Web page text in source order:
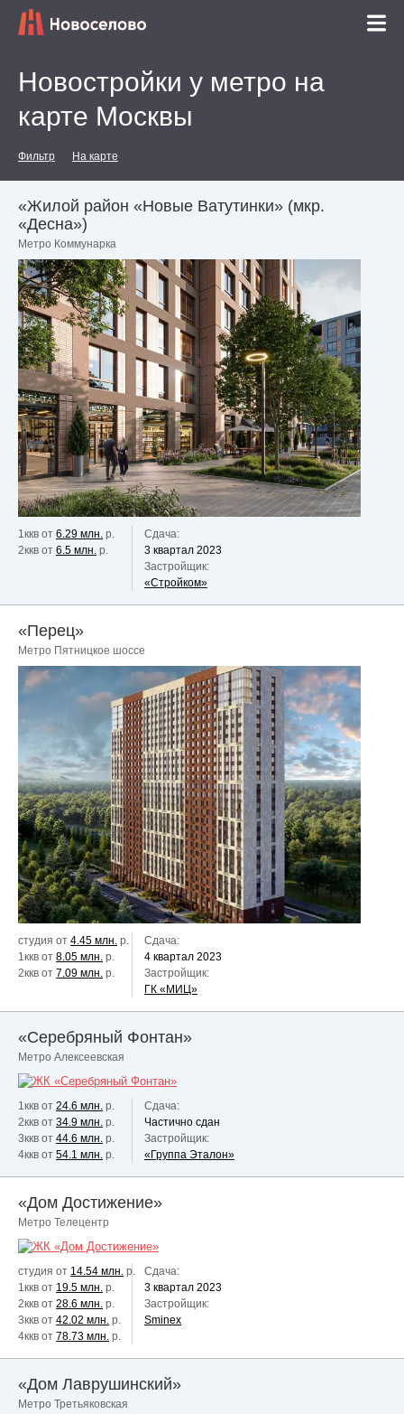
Новостройки у метро на
карте Москвы
Фильтр На карте
«Жилой район «Новые Ватутинки» (мкр.
«Десна»)
Метро Коммунарка
1ккв от 6.29 млн. р.
2ккв от 6.5 млн. р.
Сдача:
3 квартал 2023
Застройщик:
«Стройком»
«Перец»
Метро Пятницкое шоссе
студия от 4.45 млн. р.
1ккв от 8.05 млн. р.
2ккв от 7.09 млн. р.
Сдача:
4 квартал 2023
Застройщик:
ГК «МИЦ»
«Серебряный Фонтан»
Метро Алексеевская
1ккв от 24.6 млн. р.
2ккв от 34.9 млн. р.
3ккв от 44.6 млн. р.
4ккв от 54.1 млн. р.
Сдача:
Частично сдан
Застройщик:
«Группа Эталон»
«Дом Достижение»
Метро Телецентр
студия от 14.54 млн. р.
1ккв от 19.5 млн. р.
2ккв от 28.6 млн. р.
3ккв от 42.02 млн. р.
4ккв от 78.73 млн. р.
Сдача:
3 квартал 2023
Застройщик:
Sminex
«Дом Лаврушинский»
Метро Третьяковская